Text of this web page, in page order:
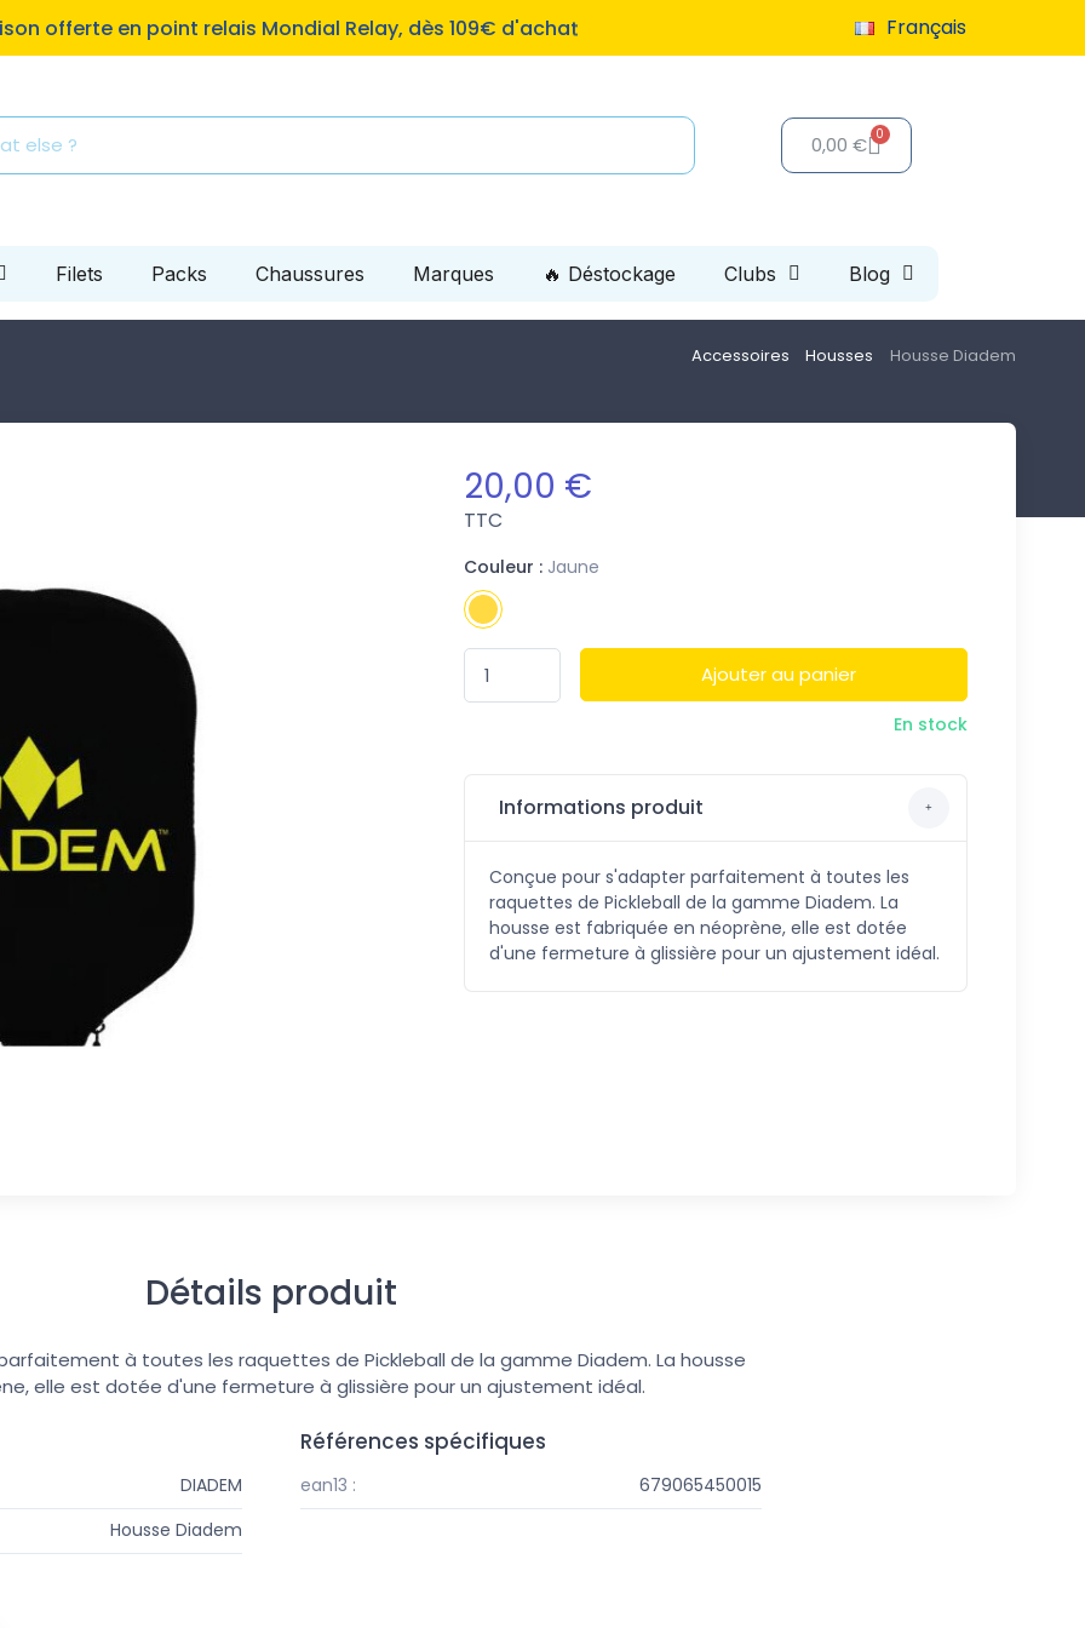
offerte en point relais Mondial Relay, dès 109€ d'achat Français
0,00 €
Filets Packs Chaussures Marques 🔥 Déstockage Clubs Blog
Accessoires Housses Housse Diadem
20,00 €
TTC
Couleur : Jaune
Ajouter au panier
En stock
Informations produit
Conçue pour s'adapter parfaitement à toutes les
raquettes de Pickleball de la gamme Diadem. La
housse est fabriquée en néoprène, elle est dotée
d'une fermeture à glissière pour un ajustement idéal.
Détails produit
à toutes les raquettes de Pickleball de la gamme Diadem. La housse
elle est dotée d'une fermeture à glissière pour un ajustement idéal.
DIADEM
Housse Diadem
Références spécifiques
ean13 : 679065450015